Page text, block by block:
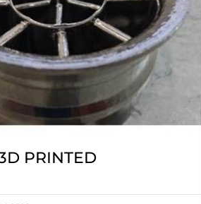
HOLZGÜNZ – GERMANY
EXTRUDE HONE LTD –
KEYNES – UK
EXTRUDE HONE ITALIA SRL
EXTRUDE HONE FRANCE –
PRINTED